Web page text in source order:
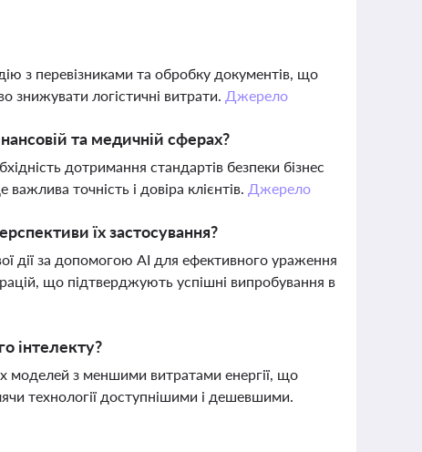
з перевізниками та обробку документів, що
знижувати логістичні витрати. Джерело
та медичній сферах?
дотримання стандартів безпеки бізнес
точність і довіра клієнтів. Джерело
їх застосування?
дії за допомогою AI для ефективного ураження
що підтверджують успішні випробування в
інтелекту?
моделей з меншими витратами енергії, що
технології доступнішими і дешевшими.